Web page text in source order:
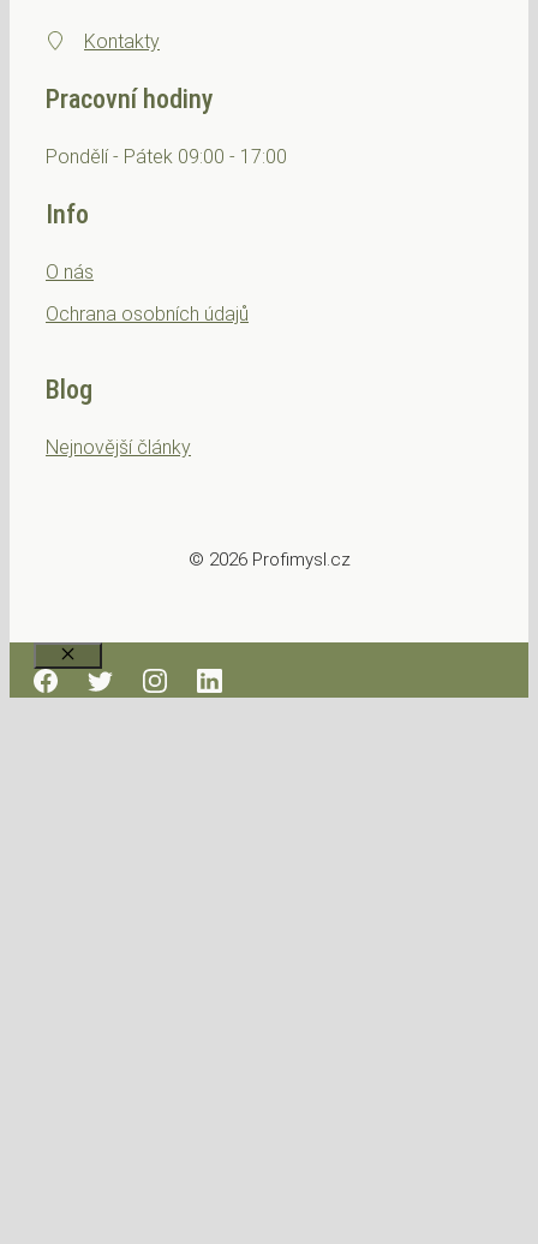
Kontakty
Pracovní hodiny
Pondělí - Pátek 09:00 - 17:00
Info
O nás
Ochrana osobních údajů
Blog
Nejnovější články
© 2026 Profimysl.cz
Zavřít